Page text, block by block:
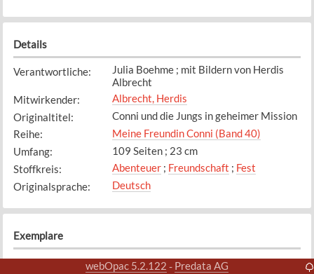
Details
Verantwortliche:
Julia Boehme ; mit Bildern von Herdis
Albrecht
Mitwirkender:
Albrecht, Herdis
Originaltitel:
Conni und die Jungs in geheimer Mission
Reihe:
Meine Freundin Conni (Band 40)
Umfang:
109 Seiten ; 23 cm
Stoffkreis: Abenteuer; Freundschaft ; Fest
Originalsprache: Deutsch
Exemplare
webOpac 5.2.122 - Predata AG